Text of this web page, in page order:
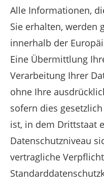
Alle Informationen,
Sie erhalten, werden
innerhalb der
Eine Übermittlung
Verarbeitung Ihrer
ohne Ihre
sofern dies
ist, in dem Drittstaat
Datenschutzniveau
vertragliche